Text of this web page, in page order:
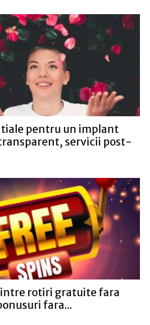
pentru un implant
servicii post-
intre rotiri gratuite fara
fara...